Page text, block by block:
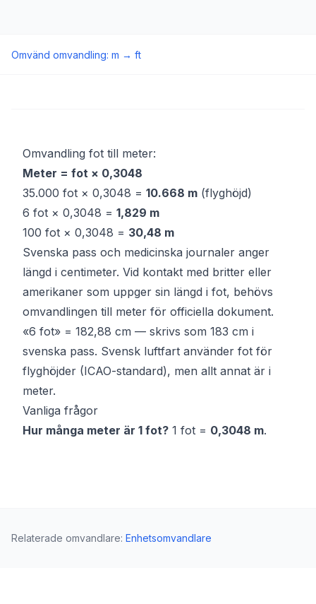
Omvänd omvandling: m → ft
Omvandling fot till meter:
Meter = fot × 0,3048
35.000 fot × 0,3048 = 10.668 m (flyghöjd)
6 fot × 0,3048 = 1,829 m
100 fot × 0,3048 = 30,48 m
Svenska pass och medicinska journaler anger
längd i centimeter. Vid kontakt med britter eller
amerikaner som uppger sin längd i fot, behövs
omvandlingen till meter för officiella dokument.
«6 fot» = 182,88 cm — skrivs som 183 cm i
svenska pass. Svensk luftfart använder fot för
flyghöjder (ICAO-standard), men allt annat är i
meter.
Vanliga frågor
Hur många meter är 1 fot? 1 fot = 0,3048 m.
Relaterade omvandlare: Enhetsomvandlare